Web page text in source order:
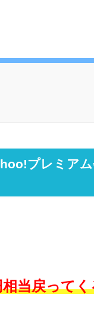
プレミア
当戻って